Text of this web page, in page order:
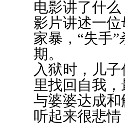
电影讲了什么
影片讲述一
家暴，“失手
期。
入狱时，儿
里找回自我
与婆婆达成和
听起来很悲